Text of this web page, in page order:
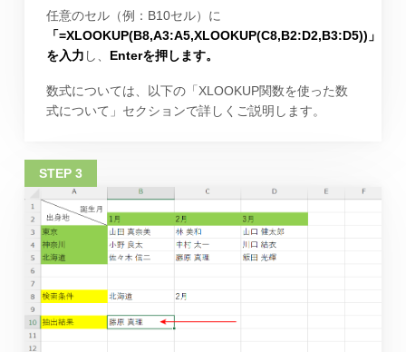
任意のセル（例：B10セル）に
「=XLOOKUP(B8,A3:A5,XLOOKUP(C8,B2:D2,B3:D5))」
を入力 し、 Enterを押します。
数式については、以下の「XLOOKUP関数を使った数
式について」セクションで詳しくご説明します。